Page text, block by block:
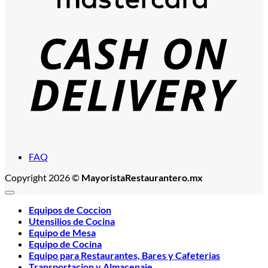
FAQ
Copyright 2026 © MayoristaRestaurantero.mx
Equipos de Coccion
Utensilios de Cocina
Equipo de Mesa
Equipo de Cocina
Equipo para Restaurantes, Bares y Cafeterias